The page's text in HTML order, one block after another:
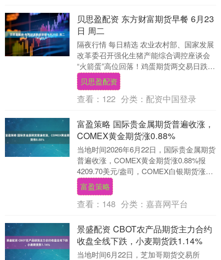
贝思盈配资 东方财富期货早餐 6月23
日 周二
隔夜行情 每日精选 农业农村部、国家发展
改革委召开强化生猪产能综合调控座谈会
“火箭蛋”高位回落！鸡蛋期货两交易日跌超
8% 对投资者有何影响？多家银行收紧黄金
白....
贝思盈配资
查看： 122 分类： 配资中国登录
富盈策略 国际贵金属期货普遍收涨，
COMEX黄金期货涨0.88%
当地时间2026年6月22日，国际贵金属期货
普遍收涨，COMEX黄金期货涨0.88%报
4209.70美元/盎司，COMEX白银期货涨
0.42%报65.19美元/....
富盈策略
查看： 148 分类： 嘉喜网平台
景盛配资 CBOT农产品期货主力合约
收盘全线下跌，小麦期货跌1.14%
当地时间6月22日，芝加哥期货交易所